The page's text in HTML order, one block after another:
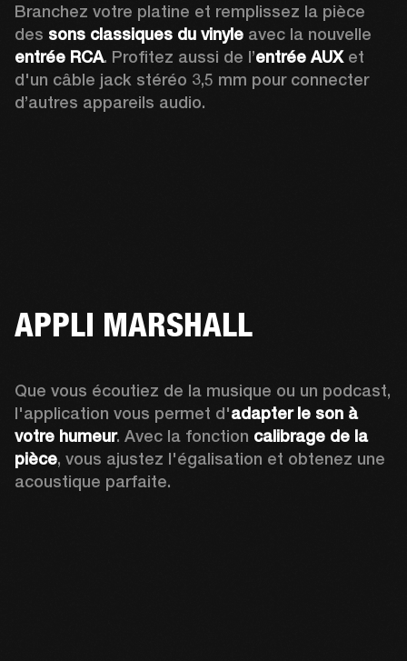
Branchez votre platine et remplissez la pièce
des sons classiques du vinyle
entrée RCA. Profitez aussi de l’entrée AUX et
d'un câble jack stéréo 3,5 mm pour connecter
d’autres appareils audio.
APPLI MARSHALL
Que vous écoutiez de la musique ou un podcast,
l'application vous permet d'adapter le son à
votre humeur. Avec la fonction calibrage de la
pièce, vous ajustez l'égalisation et obtenez une
acoustique parfaite.